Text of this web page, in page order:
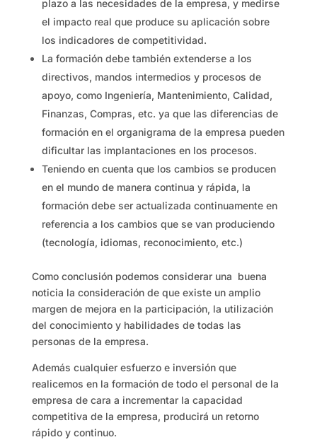
plazo a las necesidades de la empresa, y medirse
el impacto real que produce su aplicación sobre
los indicadores de competitividad.
La formación debe también extenderse a los
directivos, mandos intermedios y procesos de
apoyo, como Ingeniería, Mantenimiento, Calidad,
Finanzas, Compras, etc. ya que las diferencias de
formación en el organigrama de la empresa pueden
dificultar las implantaciones en los procesos.
Teniendo en cuenta que los cambios se producen
en el mundo de manera continua y rápida, la
formación debe ser actualizada continuamente en
referencia a los cambios que se van produciendo
(tecnología, idiomas, reconocimiento, etc.)
Como conclusión podemos considerar una buena
noticia la consideración de que existe un amplio
margen de mejora en la participación, la utilización
del conocimiento y habilidades de todas las
personas de la empresa.
Además cualquier esfuerzo e inversión que
realicemos en la formación de todo el personal de la
empresa de cara a incrementar la capacidad
competitiva de la empresa, producirá un retorno
rápido y continuo.